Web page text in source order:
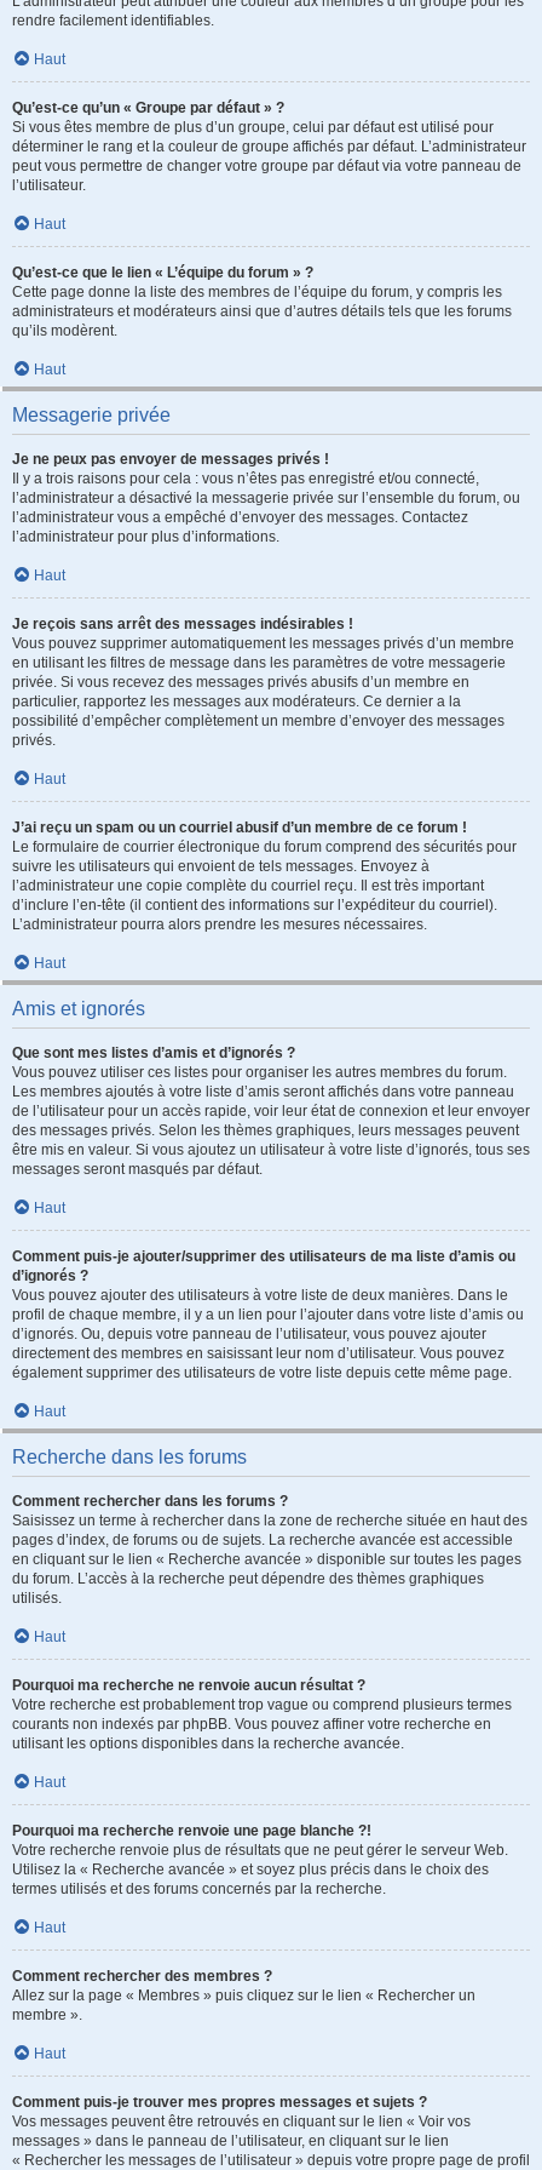
rendre facilement identifiables.
Haut
Qu’est-ce qu’un « Groupe par défaut » ?
Si vous êtes membre de plus d’un groupe, celui par défaut est utilisé pour
déterminer le rang et la couleur de groupe affichés par défaut. L’administrateur
peut vous permettre de changer votre groupe par défaut via votre panneau de
l’utilisateur.
Haut
Qu’est-ce que le lien « L’équipe du forum » ?
Cette page donne la liste des membres de l’équipe du forum, y compris les
administrateurs et modérateurs ainsi que d’autres détails tels que les forums
qu’ils modèrent.
Haut
Messagerie privée
Je ne peux pas envoyer de messages privés !
Il y a trois raisons pour cela : vous n’êtes pas enregistré et/ou connecté,
l’administrateur a désactivé la messagerie privée sur l’ensemble du forum, ou
l’administrateur vous a empêché d’envoyer des messages. Contactez
l’administrateur pour plus d’informations.
Haut
Je reçois sans arrêt des messages indésirables !
Vous pouvez supprimer automatiquement les messages privés d’un membre
en utilisant les filtres de message dans les paramètres de votre messagerie
privée. Si vous recevez des messages privés abusifs d’un membre en
particulier, rapportez les messages aux modérateurs. Ce dernier a la
possibilité d’empêcher complètement un membre d’envoyer des messages
privés.
Haut
J’ai reçu un spam ou un courriel abusif d’un membre de ce forum !
Le formulaire de courrier électronique du forum comprend des sécurités pour
suivre les utilisateurs qui envoient de tels messages. Envoyez à
l’administrateur une copie complète du courriel reçu. Il est très important
d’inclure l’en-tête (il contient des informations sur l’expéditeur du courriel).
L’administrateur pourra alors prendre les mesures nécessaires.
Haut
Amis et ignorés
Que sont mes listes d’amis et d’ignorés ?
Vous pouvez utiliser ces listes pour organiser les autres membres du forum.
Les membres ajoutés à votre liste d’amis seront affichés dans votre panneau
de l’utilisateur pour un accès rapide, voir leur état de connexion et leur envoyer
des messages privés. Selon les thèmes graphiques, leurs messages peuvent
être mis en valeur. Si vous ajoutez un utilisateur à votre liste d’ignorés, tous ses
messages seront masqués par défaut.
Haut
Comment puis-je ajouter/supprimer des utilisateurs de ma liste d’amis ou
d’ignorés ?
Vous pouvez ajouter des utilisateurs à votre liste de deux manières. Dans le
profil de chaque membre, il y a un lien pour l’ajouter dans votre liste d’amis ou
d’ignorés. Ou, depuis votre panneau de l’utilisateur, vous pouvez ajouter
directement des membres en saisissant leur nom d’utilisateur. Vous pouvez
également supprimer des utilisateurs de votre liste depuis cette même page.
Haut
Recherche dans les forums
Comment rechercher dans les forums ?
Saisissez un terme à rechercher dans la zone de recherche située en haut des
pages d’index, de forums ou de sujets. La recherche avancée est accessible
en cliquant sur le lien « Recherche avancée » disponible sur toutes les pages
du forum. L’accès à la recherche peut dépendre des thèmes graphiques
utilisés.
Haut
Pourquoi ma recherche ne renvoie aucun résultat ?
Votre recherche est probablement trop vague ou comprend plusieurs termes
courants non indexés par phpBB. Vous pouvez affiner votre recherche en
utilisant les options disponibles dans la recherche avancée.
Haut
Pourquoi ma recherche renvoie une page blanche ?!
Votre recherche renvoie plus de résultats que ne peut gérer le serveur Web.
Utilisez la « Recherche avancée » et soyez plus précis dans le choix des
termes utilisés et des forums concernés par la recherche.
Haut
Comment rechercher des membres ?
Allez sur la page « Membres » puis cliquez sur le lien « Rechercher un
membre ».
Haut
Comment puis-je trouver mes propres messages et sujets ?
Vos messages peuvent être retrouvés en cliquant sur le lien « Voir vos
messages » dans le panneau de l’utilisateur, en cliquant sur le lien
« Rechercher les messages de l’utilisateur » depuis votre propre page de profil